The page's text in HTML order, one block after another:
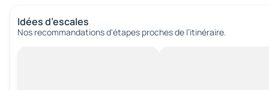
Idées d’escales
Nos recommandations d'étapes proches de l’itinéraire.